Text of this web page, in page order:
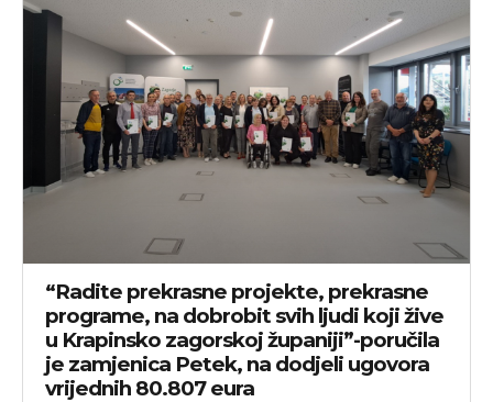
“Radite prekrasne projekte, prekrasne
programe, na dobrobit svih ljudi koji žive
u Krapinsko zagorskoj županiji”-poručila
je zamjenica Petek, na dodjeli ugovora
vrijednih 80.807 eura